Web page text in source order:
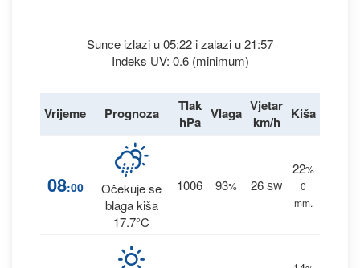
Sunce izlazi u 05:22 i zalazi u 21:57
Indeks UV: 0.6 (minimum)
Vrijeme Prognoza
Tlak
hPa Vlaga Vjetar
km/h
Kiša
08:00
Očekuje se
blaga kiša
17.7°C
1006 93% 26 SW
22%
0
mm.